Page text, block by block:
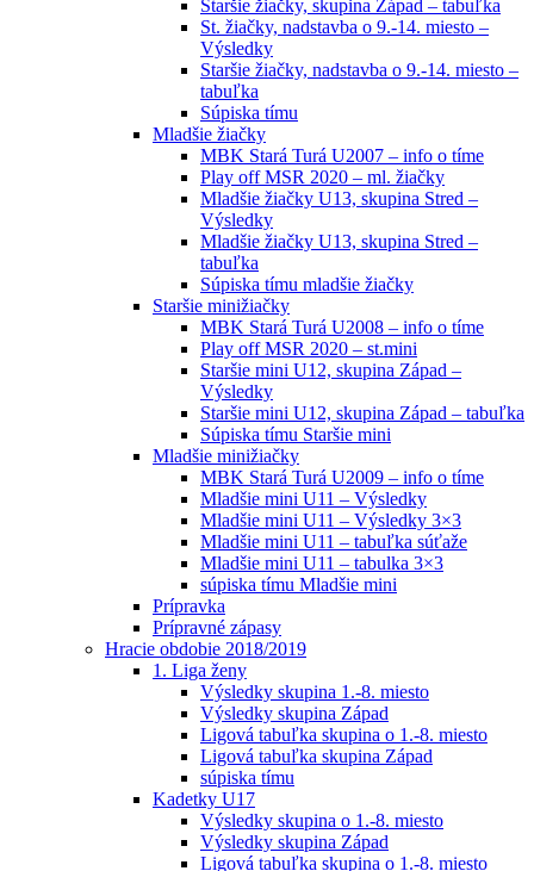
Staršie žiačky, skupina Západ – tabuľka
St. žiačky, nadstavba o 9.-14. miesto –
Výsledky
Staršie žiačky, nadstavba o 9.-14. miesto –
tabuľka
Súpiska tímu
Mladšie žiačky
MBK Stará Turá U2007 – info o tíme
Play off MSR 2020 – ml. žiačky
Mladšie žiačky U13, skupina Stred –
Výsledky
Mladšie žiačky U13, skupina Stred –
tabuľka
Súpiska tímu mladšie žiačky
Staršie minižiačky
MBK Stará Turá U2008 – info o tíme
Play off MSR 2020 – st.mini
Staršie mini U12, skupina Západ –
Výsledky
Staršie mini U12, skupina Západ – tabuľka
Súpiska tímu Staršie mini
Mladšie minižiačky
MBK Stará Turá U2009 – info o tíme
Mladšie mini U11 – Výsledky
Mladšie mini U11 – Výsledky 3×3
Mladšie mini U11 – tabuľka súťaže
Mladšie mini U11 – tabulka 3×3
súpiska tímu Mladšie mini
Prípravka
Prípravné zápasy
Hracie obdobie 2018/2019
1. Liga ženy
Výsledky skupina 1.-8. miesto
Výsledky skupina Západ
Ligová tabuľka skupina o 1.-8. miesto
Ligová tabuľka skupina Západ
súpiska tímu
Kadetky U17
Výsledky skupina o 1.-8. miesto
Výsledky skupina Západ
Ligová tabuľka skupina o 1.-8. miesto